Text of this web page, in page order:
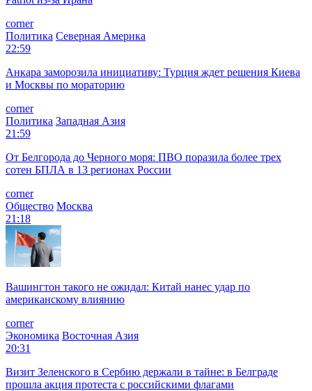
corner
Политика Северная Америка
22:59
Анкара заморозила инициативу: Турция ждет решения Киева
и Москвы по мораторию
corner
Политика Западная Азия
21:59
От Белгорода до Черного моря: ПВО поразила более трех
сотен БПЛА в 13 регионах России
corner
Общество Москва
21:18
Вашингтон такого не ожидал: Китай нанес удар по
американскому влиянию
corner
Экономика Восточная Азия
20:31
Визит Зеленского в Сербию держали в тайне: в Белграде
прошла акция протеста с российскими флагами